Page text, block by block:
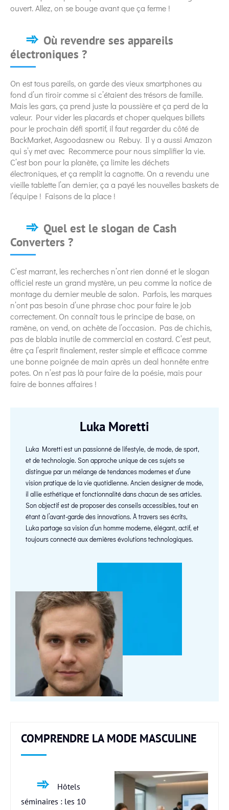
ouvert. Allez, on se bouge avant que ça ferme !
Où revendre ses appareils
électroniques ?
On est tous pareils, on garde des vieux smartphones au
fond d’un tiroir comme si c’étaient des trésors de famille.
Mais les gars, ça prend juste la poussière et ça perd de la
valeur. Pour vider les placards et choper quelques billets
pour le prochain défi sportif, il faut regarder du côté de
BackMarket, Asgoodasnew ou Rebuy. Il y a aussi Amazon
qui s’y met avec Recommerce pour nous simplifier la vie.
C’est bon pour la planète, ça limite les déchets
électroniques, et ça remplit la cagnotte. On a revendu une
vieille tablette l’an dernier, ça a payé les nouvelles baskets de
l’équipe ! Faisons de la place !
Quel est le slogan de Cash
Converters ?
C’est marrant, les recherches n’ont rien donné et le slogan
officiel reste un grand mystère, un peu comme la notice de
montage du dernier meuble de salon. Parfois, les marques
n’ont pas besoin d’une phrase choc pour faire le job
correctement. On connaît tous le principe de base, on
ramène, on vend, on achète de l’occasion. Pas de chichis,
pas de blabla inutile de commercial en costard. C’est peut,
être ça l’esprit finalement, rester simple et efficace comme
une bonne poignée de main après un deal honnête entre
potes. On n’est pas là pour faire de la poésie, mais pour
faire de bonnes affaires !
Luka Moretti
Luka Moretti est un passionné de lifestyle, de mode, de sport,
et de technologie. Son approche unique de ces sujets se
distingue par un mélange de tendances modernes et d’une
vision pratique de la vie quotidienne. Ancien designer de mode,
il allie esthétique et fonctionnalité dans chacun de ses articles.
Son objectif est de proposer des conseils accessibles, tout en
étant à l’avant-garde des innovations. À travers ses écrits,
Luka partage sa vision d’un homme moderne, élégant, actif, et
toujours connecté aux dernières évolutions technologiques.
COMPRENDRE LA MODE MASCULINE
Hôtels
séminaires : les 10